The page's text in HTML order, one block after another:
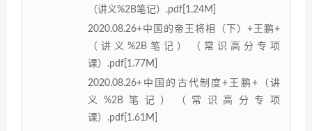
（讲义%2B笔记）.pdf[1.24M]
2020.08.26+中国的帝王将相（下）+王鹏+
（讲义%2B笔记）（常识高分专项
课）.pdf[1.77M]
2020.08.26+中国的古代制度+王鹏+（讲
义%2B笔记）（常识高分专项
课）.pdf[1.61M]